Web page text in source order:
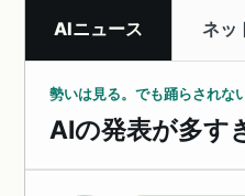
AIニュース ネッ
勢いは見る。でも踊らされない
AIの発表が多す